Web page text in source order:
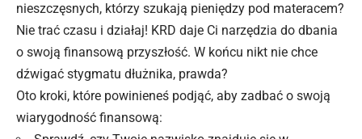
nieszczęsnych, którzy szukają pieniędzy pod materacem?
Nie trać czasu i działaj! KRD daje Ci narzędzia do dbania
o swoją finansową przyszłość. W końcu nikt nie chce
dźwigać stygmatu dłużnika, prawda?
Oto kroki, które powinieneś podjąć, aby zadbać o swoją
wiarygodność finansową: